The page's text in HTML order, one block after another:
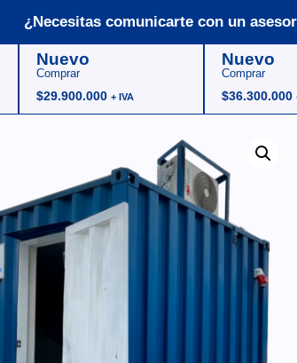
¿Necesitas comunicarte con un
Nuevo
Comprar
$29.900.000 + IVA
Nuevo
Comprar
$36.300.000